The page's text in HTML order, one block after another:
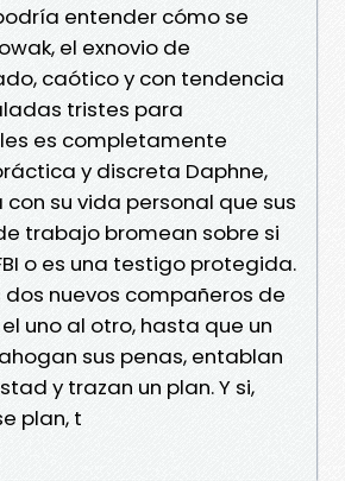
entender cómo se
el exnovio de
caótico y con tendencia
tristes para
es completamente
y discreta Daphne,
su vida personal que sus
trabajo bromean sobre si
o es una testigo protegida.
dos nuevos compañeros de
uno al otro, hasta que un
sus penas, entablan
y trazan un plan. Y si,
plan, t